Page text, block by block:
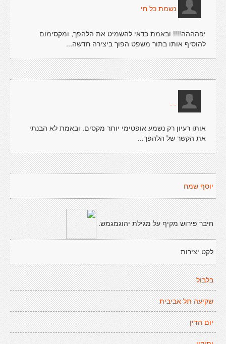
נשמת כל חי
יפהההה!!!! ובאמת כדאי להשמיט את הלהפך, ומקסימום
להוסיף אותו בתור משפט הפוך ביצירה חדשה...
אותו רעיון רק נשמע אופטימי יותר מקסים. ובאמת לא הבנתי
את הקשר של הלהפך...
יוסף שמח
חיבר פירוש מקיף על מגילת יהוגמגמש.
לקט יצירות
בלבול
שקיעה תל אביבית
יום הדין